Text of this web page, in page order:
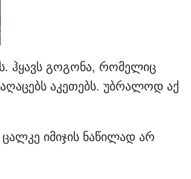
ჰყავს გოგონა, რომელიც
აკეთებს. უბრალოდ აქ
იმიჯის ნაწილად არ